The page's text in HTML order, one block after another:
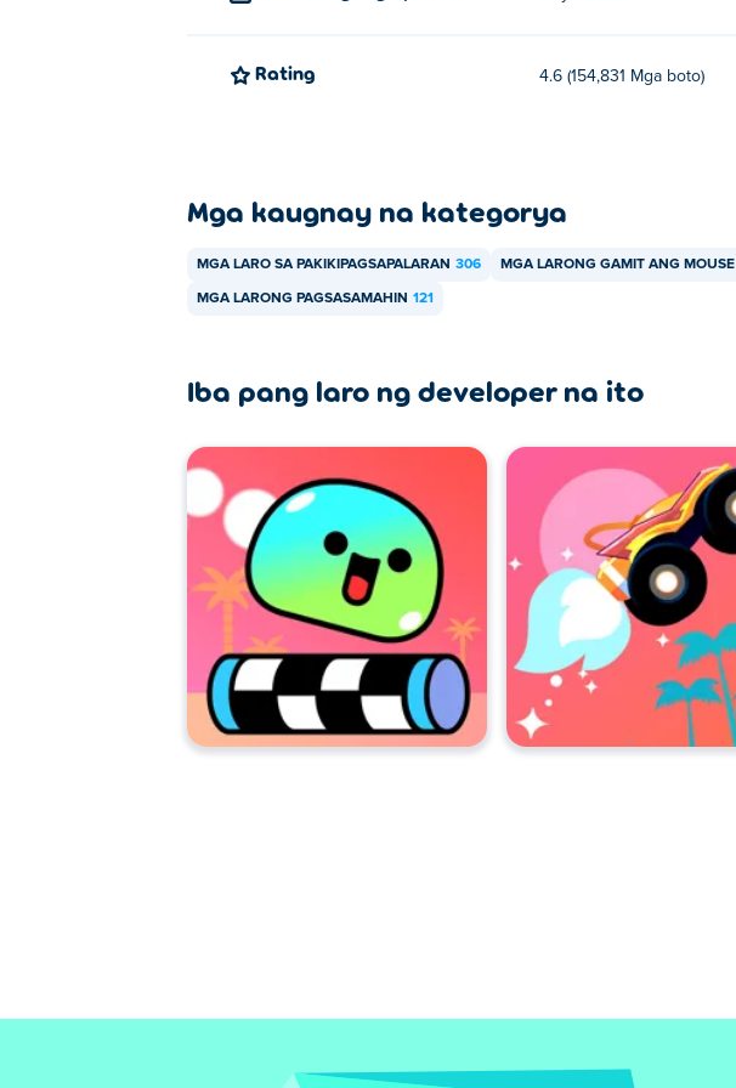
Rating 4.6 (154,831 Mga boto)
Mga kaugnay na kategorya
MGA LARO SA PAKIKIPAGSAPALARAN 306 MGA LARONG GAMIT ANG MOUSE
MGA LARONG PAGSASAMAHIN 121
Iba pang laro ng developer na ito